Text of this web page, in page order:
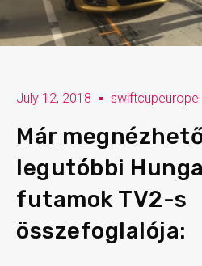
July 12, 2018 swiftcupeurope
Már
legutóbbi
futamok TV2-s
összefoglalója: